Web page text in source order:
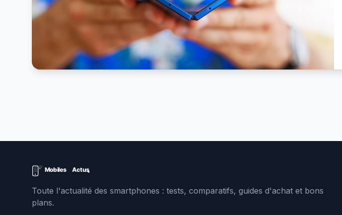
Toute l'actualité des smartphones : tests, comparatifs, guides d'achat et bons
plans.